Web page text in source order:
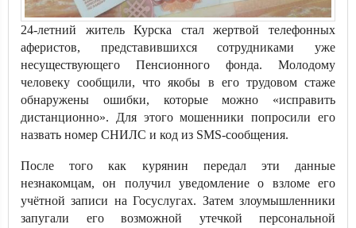
24-летний житель Курска стал жертвой телефонных
аферистов, представившихся сотрудниками уже
несуществующего Пенсионного фонда. Молодому
человеку сообщили, что якобы в его трудовом стаже
обнаружены ошибки, которые можно «исправить
дистанционно». Для этого мошенники попросили его
назвать номер СНИЛС и код из SMS-сообщения.
После того как курянин передал эти данные
незнакомцам, он получил уведомление о взломе его
учётной записи на Госуслугах. Затем злоумышленники
запугали его возможной утечкой персональной